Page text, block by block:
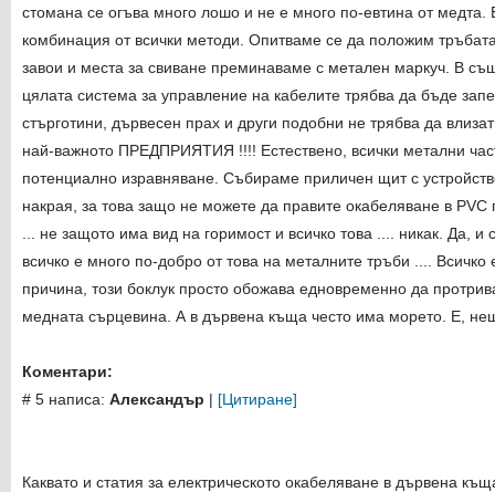
стомана се огъва много лошо и не е много по-евтина от медта.
комбинация от всички методи. Опитваме се да положим
завои и места за свиване преминаваме с метален маркуч. В
цялата система за управление на кабелите трябва да бъде
стърготини, дървесен прах и други подобни не трябва да
най-важното ПРЕДПРИЯТИЯ !!!! Естествено, всички метални
потенциално изравняване. Събираме приличен щит с
накрая, за това защо не можете да правите окабеляване в
... не защото има вид на горимост и всичко това .... никак. Да, и
всичко е много по-добро от това на металните тръби .... Всичко
причина, този боклук просто обожава едновременно да
медната сърцевина. А в дървена къща често има морето. Е,
Коментари:
# 5 написа: Александър | [Цитиране]
Каквато и статия за електрическото окабеляване в дървена